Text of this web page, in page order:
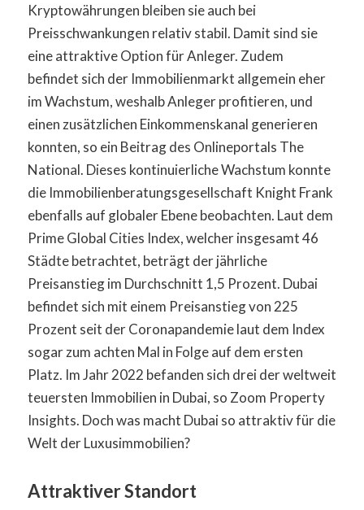
Kryptowährungen bleiben sie auch bei
Preisschwankungen relativ stabil. Damit sind sie
eine attraktive Option für Anleger. Zudem
befindet sich der Immobilienmarkt allgemein eher
im Wachstum, weshalb Anleger profitieren, und
einen zusätzlichen Einkommenskanal generieren
konnten, so ein Beitrag des Onlineportals The
National. Dieses kontinuierliche Wachstum konnte
die Immobilienberatungsgesellschaft Knight Frank
ebenfalls auf globaler Ebene beobachten. Laut dem
Prime Global Cities Index, welcher insgesamt 46
Städte betrachtet, beträgt der jährliche
Preisanstieg im Durchschnitt 1,5 Prozent. Dubai
befindet sich mit einem Preisanstieg von 225
Prozent seit der Coronapandemie laut dem Index
sogar zum achten Mal in Folge auf dem ersten
Platz. Im Jahr 2022 befanden sich drei der weltweit
teuersten Immobilien in Dubai, so Zoom Property
Insights. Doch was macht Dubai so attraktiv für die
Welt der Luxusimmobilien?
Attraktiver Standort